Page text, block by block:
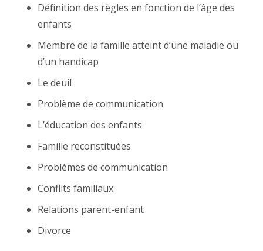
Définition des règles en fonction de l’âge des
enfants
Membre de la famille atteint d’une maladie ou
d’un handicap
Le deuil
Problème de communication
L’éducation des enfants
Famille reconstituées
Problèmes de communication
Conflits familiaux
Relations parent-enfant
Divorce